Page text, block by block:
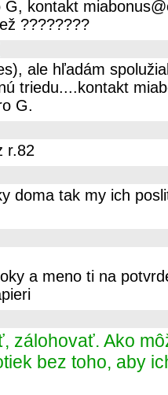
kontakt
????????️
ale hľadám
triedu....kontakt
G.
r.82
doma tak my ich
a meno ti na
zálohovať. Ako
bez toho, aby